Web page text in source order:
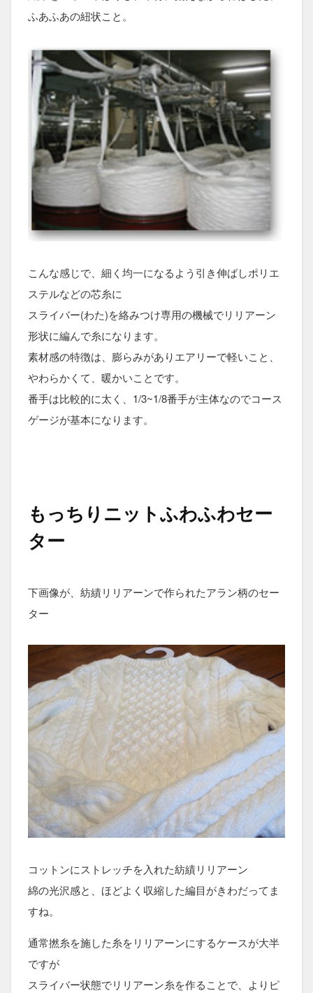
ふあふあの紐状こと。
こんな感じで、細く均一になるよう引き伸ばしポリエ
ステルなどの芯糸に
スライバー(わた)を絡みつけ専用の機械でリリアーン
形状に編んで糸になります。
素材感の特徴は、膨らみがありエアリーで軽いこと、
やわらかくて、暖かいことです。
番手は比較的に太く、1/3~1/8番手が主体なのでコース
ゲージが基本になります。
もっちりニットふわふわセー
ター
下画像が、紡績リリアーンで作られたアラン柄のセー
ター
コットンにストレッチを入れた紡績リリアーン
綿の光沢感と、ほどよく収縮した編目がきわだってま
すね。
通常撚糸を施した糸をリリアーンにするケースが大半
ですが
スライバー状態でリリアーン糸を作ることで、よりピ